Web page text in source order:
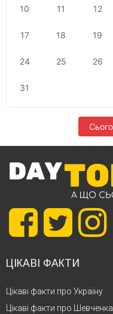
10 11 12
17 18 19
24 25 26
31
ЦІКАВІ ФАКТИ
Цікаві факти про Україну
Цікаві факти про Шевченка